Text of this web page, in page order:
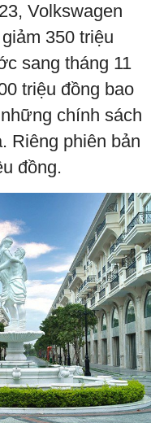
Volkswagen
350 triệu
sang tháng 11
triệu đồng bao
chính sách
Riêng phiên bản
đồng.